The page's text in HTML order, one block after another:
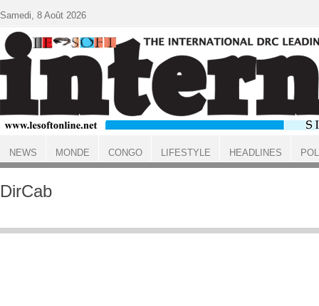
ACCUEIL
DirCab
Samedi, 8 Août 2026
NEWS MONDE CONGO LIFESTYLE HEADLINES